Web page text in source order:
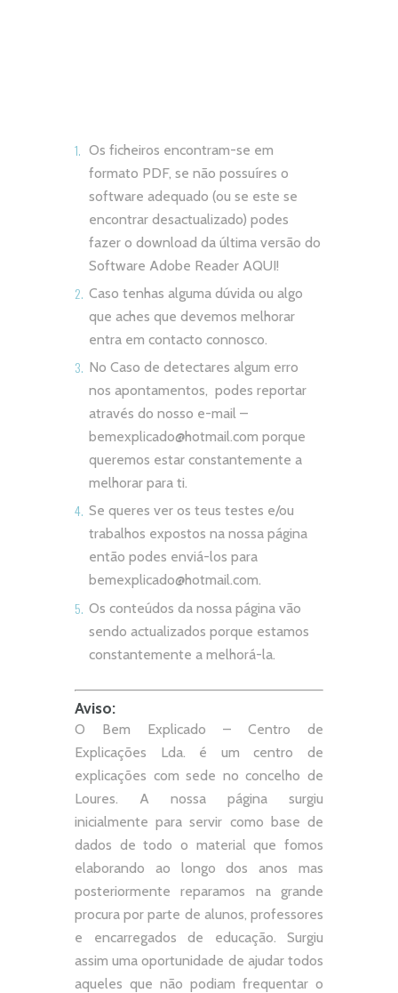
Os ficheiros encontram-se em
formato PDF, se não possuíres o
software adequado (ou se este se
encontrar desactualizado) podes
fazer o download da última versão do
Software Adobe Reader AQUI!
Caso tenhas alguma dúvida ou algo
que aches que devemos melhorar
entra em contacto connosco.
No Caso de detectares algum erro
nos apontamentos, podes reportar
através do nosso e-mail –
bemexplicado@hotmail.com porque
queremos estar constantemente a
melhorar para ti.
Se queres ver os teus testes e/ou
trabalhos expostos na nossa página
então podes enviá-los para
bemexplicado@hotmail.com.
Os conteúdos da nossa página vão
sendo actualizados porque estamos
constantemente a melhorá-la.
Aviso:
O Bem Explicado – Centro de
Explicações Lda. é um centro de
explicações com sede no concelho de
Loures. A nossa página surgiu
inicialmente para servir como base de
dados de todo o material que fomos
elaborando ao longo dos anos mas
posteriormente reparamos na grande
procura por parte de alunos, professores
e encarregados de educação. Surgiu
assim uma oportunidade de ajudar todos
aqueles que não podiam frequentar o